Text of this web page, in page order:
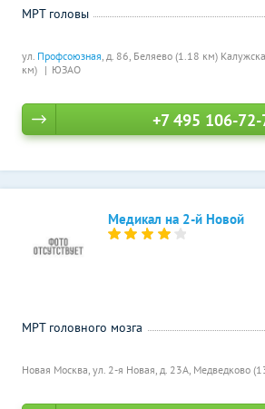
ул. Профсоюзная, д. 86, Беляево (1.18 км)
км)
ЮЗАО
МРТ головы
+7 495 106-
Медикал на 2-й Новой
Новая Москва, ул. 2-я Новая, д. 23А, Медведково
МРТ головного мозга